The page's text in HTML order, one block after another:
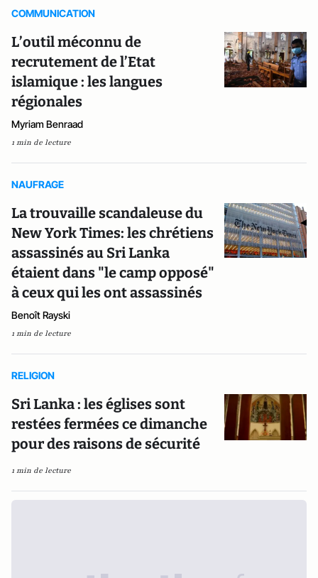
COMMUNICATION
L’outil méconnu de
recrutement de l’Etat
islamique : les langues
régionales
Myriam Benraad
1 min de lecture
NAUFRAGE
La trouvaille scandaleuse du
New York Times: les chrétiens
assassinés au Sri Lanka
étaient dans "le camp opposé"
à ceux qui les ont assassinés
Benoît Rayski
1 min de lecture
RELIGION
Sri Lanka : les églises sont
restées fermées ce dimanche
pour des raisons de sécurité
1 min de lecture